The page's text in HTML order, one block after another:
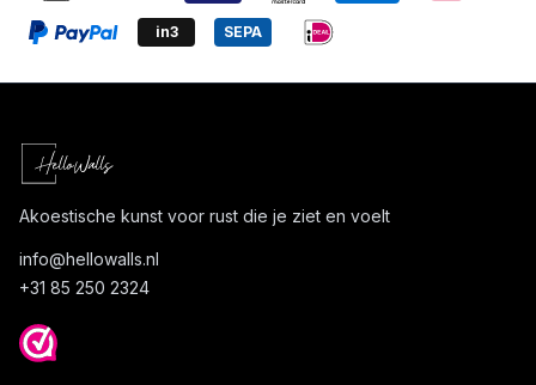
in3 SEPA
Akoestische kunst voor rust die je ziet en voelt
info@hellowalls.nl
+31 85 250 2324